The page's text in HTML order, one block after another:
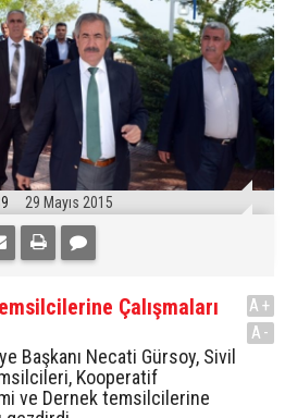
29 Mayıs 2015
Çalışmaları
Başkanı Necati Gürsoy, Sivil
Kooperatif
ve Dernek temsilcilerine
A+
A-